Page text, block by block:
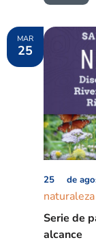
MAR
25
Serie de
alcance
25 de
naturaleza